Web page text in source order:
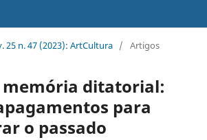
25 n. 47 (2023): ArtCultura / Artigos
memória ditatorial:
para
o passado